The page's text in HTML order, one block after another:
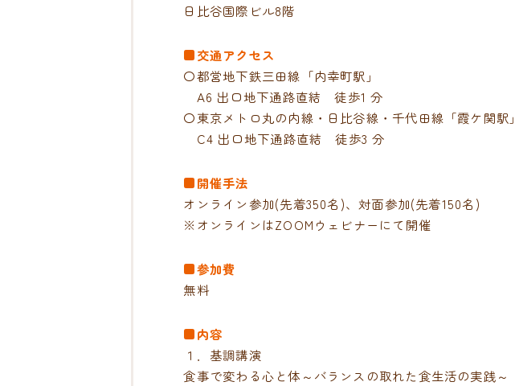
日比谷国際ビル8階
■交通アクセス
〇都営地下鉄三田線「内幸町駅」
A6 出口地下通路直結 徒歩1 分
〇東京メトロ丸の内線・日比谷線・千代田線「霞ケ関駅」
C4 出口地下通路直結 徒歩3 分
■開催手法
オンライン参加(先着350名)、対面参加(先着150名)
※オンラインはZOOMウェビナーにて開催
■参加費
無料
■内容
１．基調講演
食事で変わる心と体～バランスの取れた食生活の実践～